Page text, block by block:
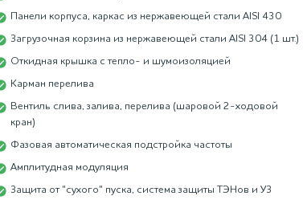
Панели корпуса, каркас из нержавеющей стали AISI 430
Загрузочная корзина из нержавеющей стали AISI 304 (1 шт.)
Откидная крышка с тепло- и шумоизоляцией
Карман перелива
Вентиль слива, залива, перелива (шаровой 2-ходовой
кран)
Фазовая автоматическая подстройка частоты
Амплитудная модуляция
Защита от "сухого" пуска, система защиты ТЭНов и УЗ